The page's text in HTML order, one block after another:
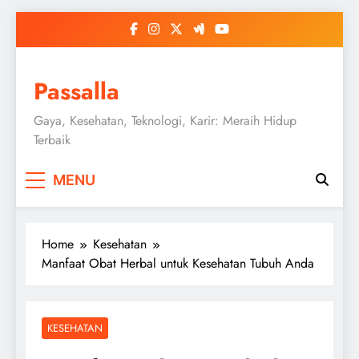
Passalla
Gaya, Kesehatan, Teknologi, Karir: Meraih Hidup
Terbaik
MENU
Home
Kesehatan
Manfaat Obat Herbal untuk Kesehatan Tubuh Anda
KESEHATAN